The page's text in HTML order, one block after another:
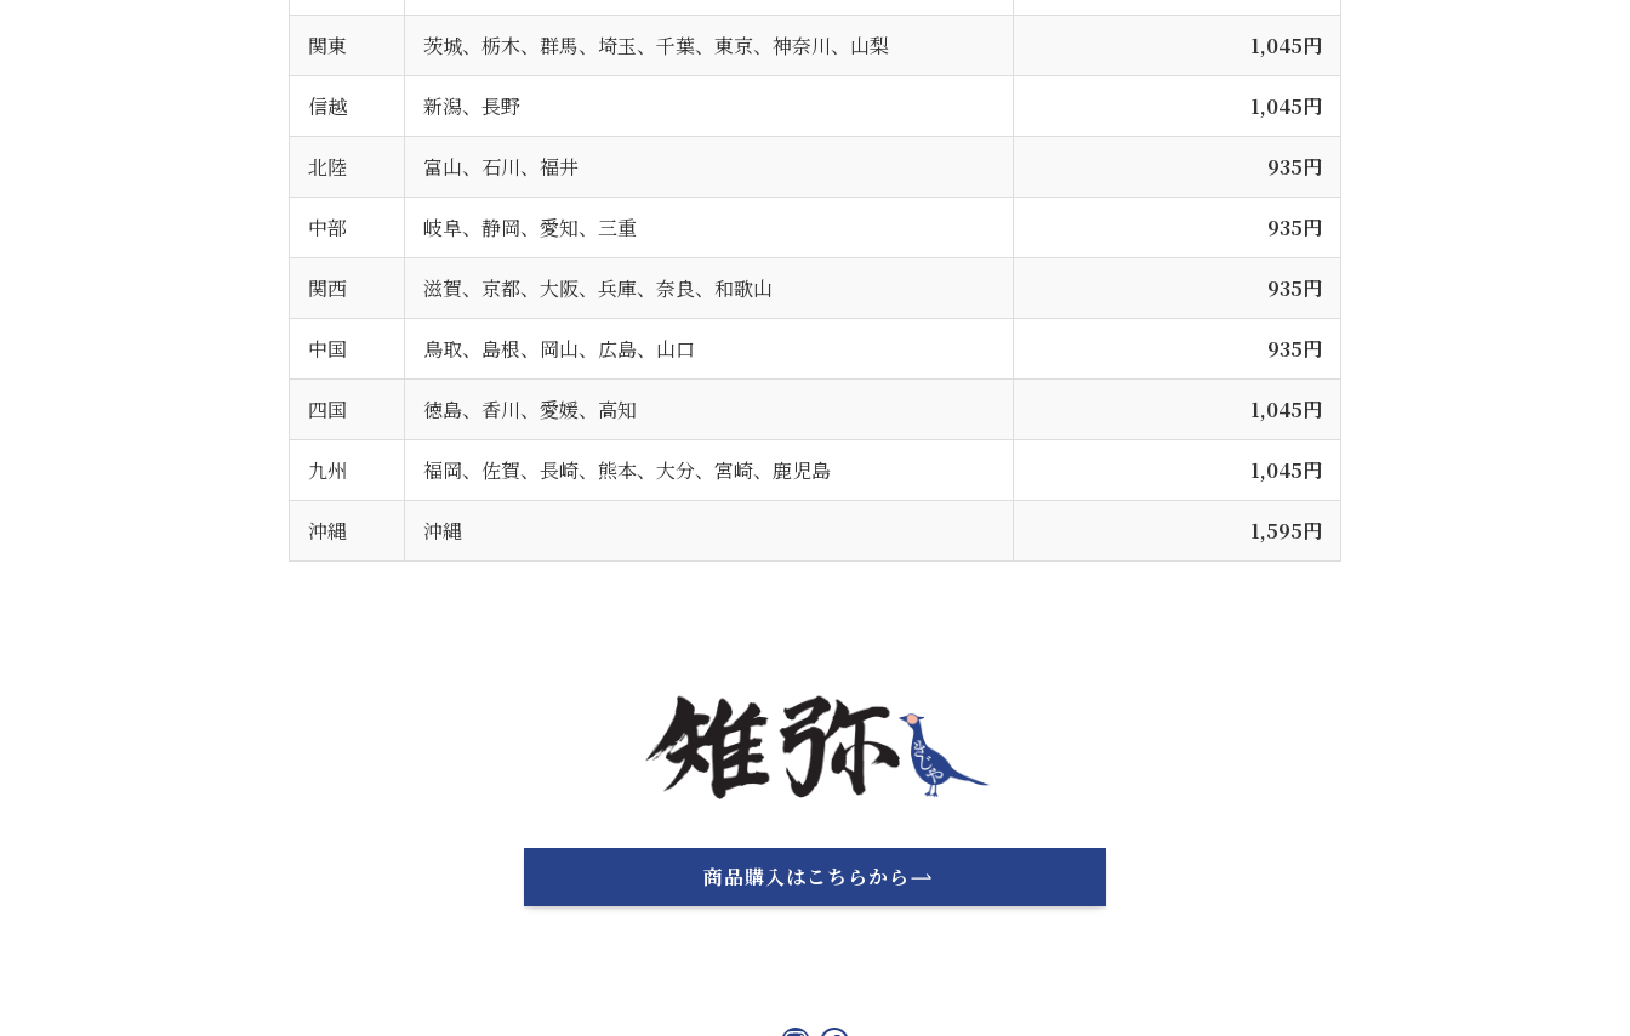
関東 茨城、栃木、群馬、埼玉、千葉、東京、神奈川、山梨 1,045円
信越 新潟、長野 1,045円
北陸 富山、石川、福井 935円
中部 岐阜、静岡、愛知、三重 935円
関西 滋賀、京都、大阪、兵庫、奈良、和歌山 935円
中国 鳥取、島根、岡山、広島、山口 935円
四国 徳島、香川、愛媛、高知 1,045円
九州 福岡、佐賀、長崎、熊本、大分、宮崎、鹿児島 1,045円
沖縄 沖縄 1,595円
商品購入はこちらから